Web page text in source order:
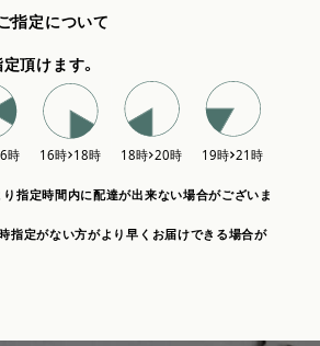
指定について
頂けます。
指定時間内に配達が出来ない場合がございま
指定がない方がより早くお届けできる場合が